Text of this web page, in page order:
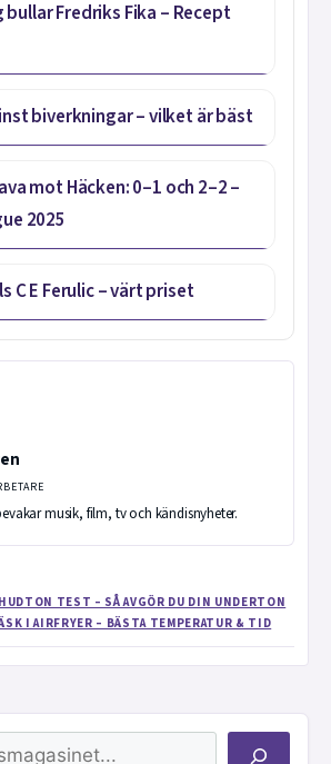
Fredriks Fika – Recept
biverkningar – vilket är bäst
mot Häcken: 0–1 och 2–2 –
2025
C E Ferulic – värt priset
musik, film, tv och kändisnyheter.
TEST – SÅ AVGÖR DU DIN UNDERTON
I AIRFRYER – BÄSTA TEMPERATUR & TID